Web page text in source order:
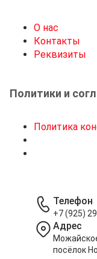
О нас
Контакты
Реквизиты
Политики и
Политика
Телефон
+7 (925)
Адрес
посёлок